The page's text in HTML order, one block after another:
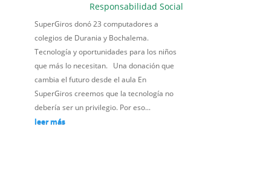
Responsabilidad Social
SuperGiros donó 23 computadores a
colegios de Durania y Bochalema.
Tecnología y oportunidades para los niños
que más lo necesitan. Una donación que
cambia el futuro desde el aula En
SuperGiros creemos que la tecnología no
debería ser un privilegio. Por eso...
leer más